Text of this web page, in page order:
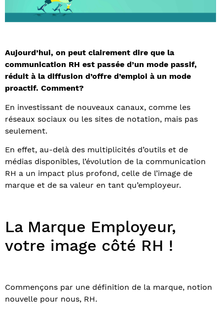
Aujourd’hui, on peut clairement dire que la
communication RH est passée d’un mode passif,
réduit à la diffusion d’offre d’emploi à un mode
proactif. Comment?
En investissant de nouveaux canaux, comme les
réseaux sociaux ou les sites de notation, mais pas
seulement.
En effet, au-delà des multiplicités d’outils et de
médias disponibles, l’évolution de la communication
RH a un impact plus profond, celle de l’image de
marque et de sa valeur en tant qu’employeur.
La Marque Employeur,
votre image côté RH !
Commençons par une définition de la marque, notion
nouvelle pour nous, RH.